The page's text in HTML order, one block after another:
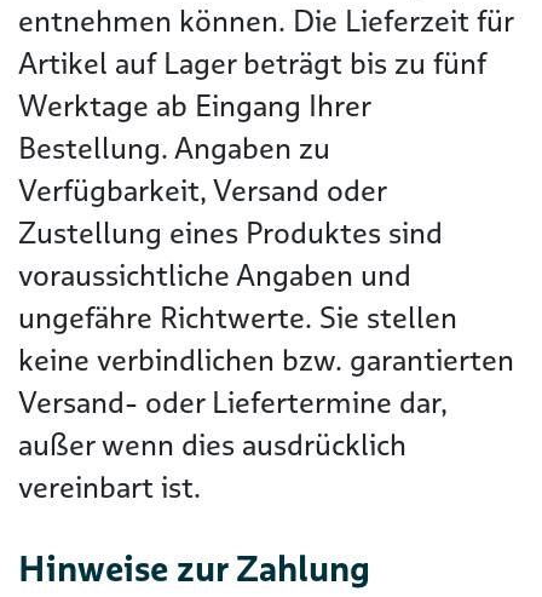
entnehmen können. Die Lieferzeit für
Artikel auf Lager beträgt bis zu fünf
Werktage ab Eingang Ihrer
Bestellung. Angaben zu
Verfügbarkeit, Versand oder
Zustellung eines Produktes sind
voraussichtliche Angaben und
ungefähre Richtwerte. Sie stellen
keine verbindlichen bzw. garantierten
Versand- oder Liefertermine dar,
außer wenn dies ausdrücklich
vereinbart ist.
Hinweise zur Zahlung